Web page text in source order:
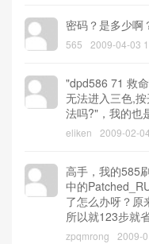
密码？是多少啊
565 2009-04-03
"dpd586 71 救
无法进入三色,
法吗?"，我的也
eliken 2009-02-
高手，我的585
中的
了怎么办呀？原
所以就123步就
zpqmrong 2009-